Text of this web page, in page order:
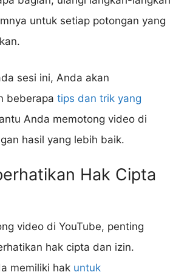
untuk setiap potongan yang
sesi ini, Anda akan
beberapa tips dan trik yang
Anda memotong video di
hasil yang lebih baik.
Hak Cipta
video di YouTube, penting
hak cipta dan izin.
memiliki hak untuk